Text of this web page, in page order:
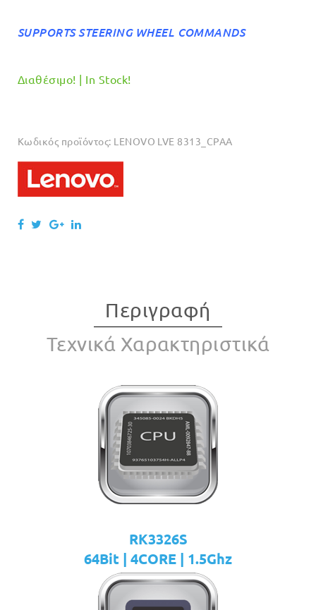
SUPPORTS STEERING WHEEL COMMANDS
Διαθέσιμο! | In Stock!
Κωδικός προϊόντος: LENOVO LVE 8313_CPAA
Περιγραφή
Τεχνικά Χαρακτηριστικά
RK3326S
64Bit | 4CORE | 1.5Ghz